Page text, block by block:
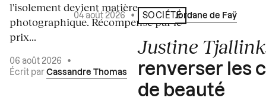
l'isolement devient matière
photographique. Récompensé par le
prix...
06 août 2026
•
Écrit par Cassandre Thomas
04 août 2026 • Écrit par Jordane de Faÿ
SOCIÉTÉ
Justine
renverser les
de beauté